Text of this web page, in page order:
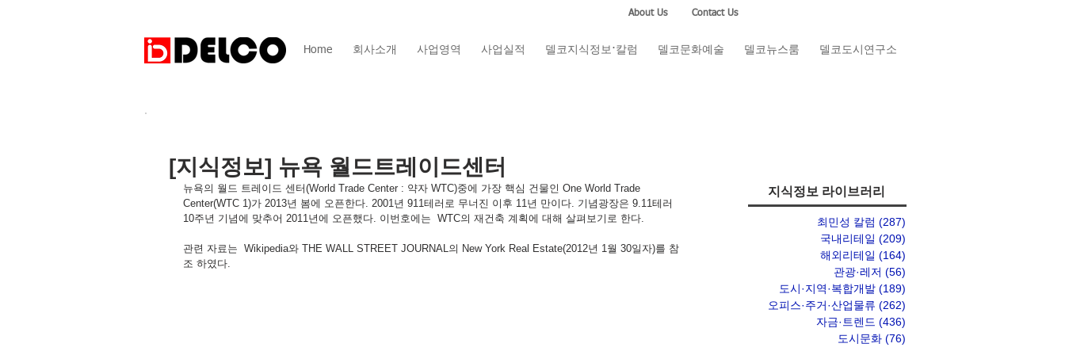
Home 회사소개 사업영역 사업실적 델코지식정보·칼럼 델코문화예술 델코뉴스룸 델코도시연구소
About Us Contact Us
지식정보 라이브러리
최민성 칼럼 (287)
국내리테일 (209)
해외리테일 (164)
관광·레저 (56)
도시·지역·복합개발 (189)
오피스·주거·산업물류 (262)
자금·트렌드 (436)
도시문화 (76)
[지식정보] 뉴욕 월드트레이드센터
뉴욕의 월드 트레이드 센터(World Trade Center : 약자 WTC)중에 가장 핵심 건물인 One World Trade
Center(WTC 1)가 2013년 봄에 오픈한다. 2001년 911테러로 무너진 이후 11년 만이다. 기념광장은 9.11테러
10주년 기념에 맞추어 2011년에 오픈했다. 이번호에는  WTC의 재건축 계획에 대해 살펴보기로 한다.
관련 자료는  Wikipedia와 THE WALL STREET JOURNAL의 New York Real Estate(2012년 1월 30일자)를 참
조 하였다.